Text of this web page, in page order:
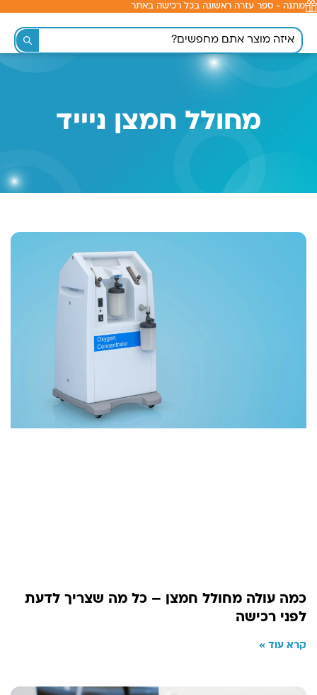
לתוכן
מתנה - ספר עזרה ראשונה בכל רכישה באתר
מחולל חמצן ניייד
כמה עולה מחולל חמצן – כל מה שצריך לדעת
לפני רכישה
קרא עוד »